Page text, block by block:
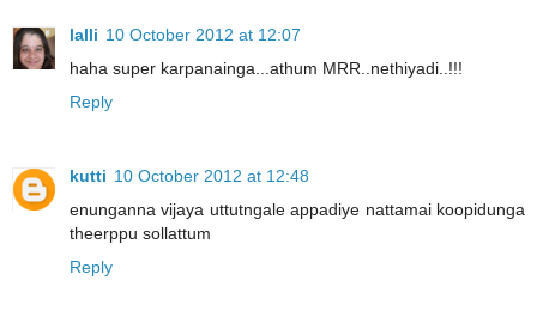
lalli 10 October 2012 at 12:07
haha super karpanainga...athum MRR..nethiyadi..!!!
Reply
kutti 10 October 2012 at 12:48
enunganna vijaya uttutngale appadiye nattamai koopidunga
theerppu sollattum
Reply